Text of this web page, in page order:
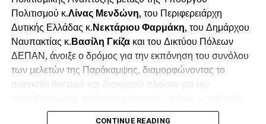
σταθερή πολιτική του Δήμου Ναυπακτίας για την
ενίσχυση και ανάδειξη της τοπικής καλλιτεχνικής
δημιουργίας. Μέσα από το πρόγραμμα των πολιτιστικών
του εκδηλώσεων, ο Δήμος επενδύει συστηματικά στους
καλλιτέχνες της πόλης και της ευρύτερης περιοχής,
δημιουργώντας ευκαιρίες έκφρασης, συνεργασίας και
Η θερμή ανταπόκριση των θεατών και στη θεατρική
Πολιτισμού κ.Λίνας Μενδώνη, του Περιφερειάρχη
Δυτικής Ελλάδας κ.Νεκτάριου Φαρμάκη, του Δημάρχου
Ναυπακτίας κ.Βασίλη Γκίζακαι του Δικτύου Πόλεων
ΔΕΠΑΝ, άνοιξε ο δρόμος για την εκπόνηση του συνόλου
των μελετών της Παράκαμψης, διαμορφώνοντας το
αναγκαίο θεσμικό και διοικητικό πλαίσιο για την
που έχουν σχεδιαστεί για τη Ναύπακτο.
CONTINUE READING